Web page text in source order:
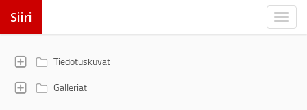
Siiri
Tiedotuskuvat
Galleriat